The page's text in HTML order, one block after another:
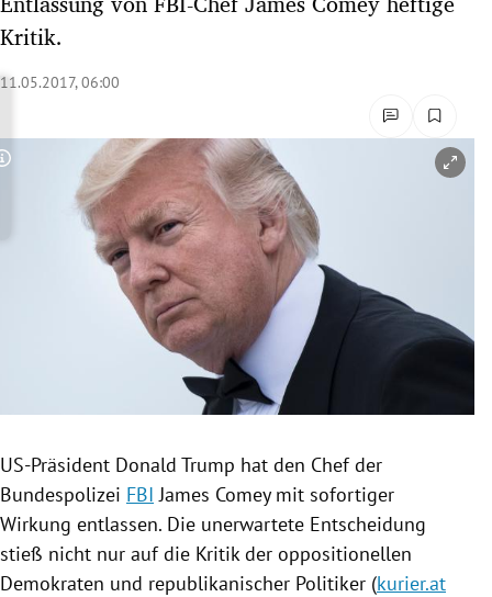
Untermenü
Untermenü
Untermenü
Untermenü
Untermenü
Kritik.
11.05.2017, 06:00
Copyright-Hinweis öffnen/schließen
US-Präsident Donald Trump hat den Chef der
Bundespolizei FBI James Comeymit sofortiger
Wirkung entlassen. Die unerwartete Entscheidung
stieß nicht nur auf die Kritik der oppositionellen
Demokraten und republikanischer Politiker (kurier.at